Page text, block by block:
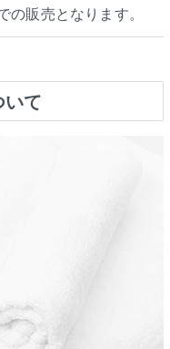
の販売となります。
て